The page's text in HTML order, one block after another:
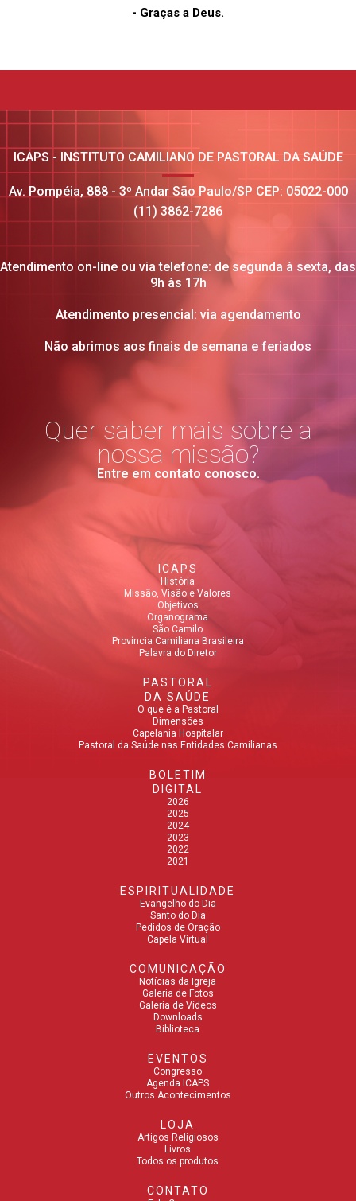
- Graças a Deus.
ICAPS - INSTITUTO CAMILIANO DE PASTORAL DA SAÚDE
Av. Pompéia, 888 - 3º Andar São Paulo/SP CEP: 05022-000
(11) 3862-7286
Atendimento on-line ou via telefone: de segunda à sexta, das
9h às 17h
Atendimento presencial: via agendamento
Não abrimos aos finais de semana e feriados
Quer saber mais sobre a
nossa missão?
Entre em contato conosco.
ICAPS
História
Missão, Visão e Valores
Objetivos
Organograma
São Camilo
Província Camiliana Brasileira
Palavra do Diretor
PASTORAL
DA SAÚDE
O que é a Pastoral
Dimensões
Capelania Hospitalar
Pastoral da Saúde nas Entidades Camilianas
BOLETIM
DIGITAL
2026
2025
2024
2023
2022
2021
ESPIRITUALIDADE
Evangelho do Dia
Santo do Dia
Pedidos de Oração
Capela Virtual
COMUNICAÇÃO
Notícias da Igreja
Galeria de Fotos
Galeria de Vídeos
Downloads
Biblioteca
EVENTOS
Congresso
Agenda ICAPS
Outros Acontecimentos
LOJA
Artigos Religiosos
Livros
Todos os produtos
CONTATO